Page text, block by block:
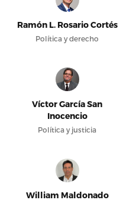
Ramón L. Rosario Cortés
Política y derecho
Víctor García San
Inocencio
Política y justicia
William Maldonado